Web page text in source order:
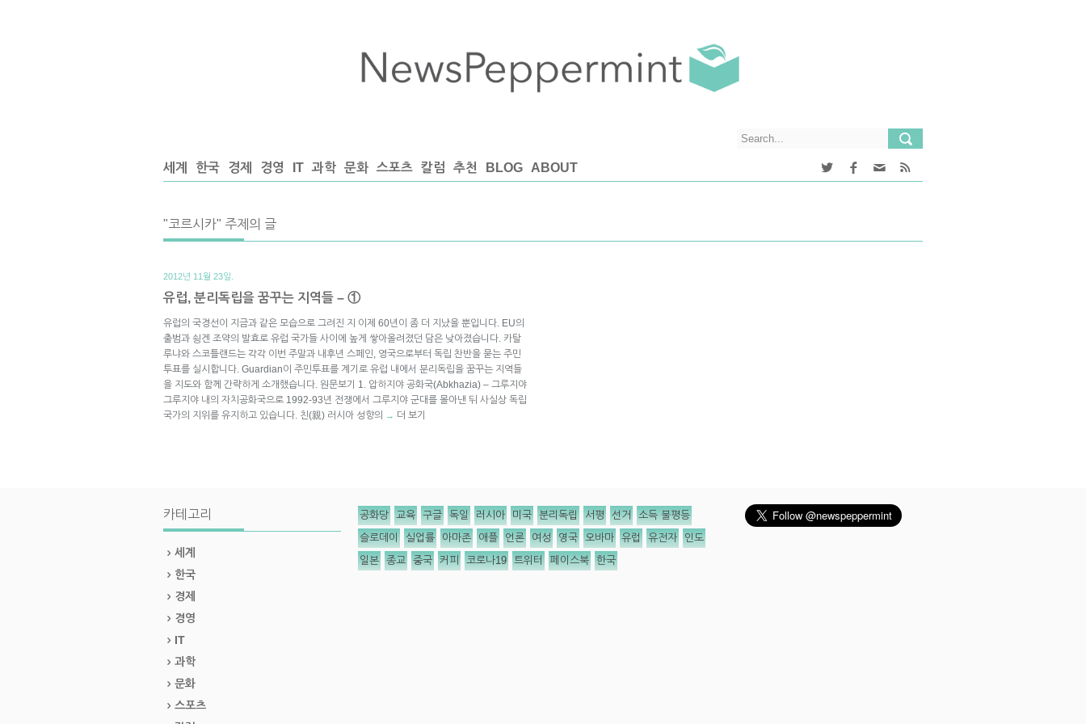
세계 한국 경제 경영 IT 과학 문화 스포츠 칼럼 추천 BLOG ABOUT
"코르시카" 주제의 글
2012년 11월 23일.
유럽, 분리독립을 꿈꾸는 지역들 – ①
유럽의 국경선이 지금과 같은 모습으로 그려진 지 이제 60년이 좀 더 지났을 뿐입니다. EU의
출범과 쇵겐 조약의 발효로 유럽 국가들 사이에 높게 쌓아올려졌던 담은 낮아졌습니다. 카탈
루냐와 스코틀랜드는 각각 이번 주말과 내후년 스페인, 영국으로부터 독립 찬반을 묻는 주민
투표를 실시합니다. Guardian이 주민투표를 계기로 유럽 내에서 분리독립을 꿈꾸는 지역들
을 지도와 함께 간략하게 소개했습니다. 원문보기 1. 압하지야 공화국(Abkhazia) – 그루지야
그루지야 내의 자치공화국으로 1992-93년 전쟁에서 그루지야 군대를 몰아낸 뒤 사실상 독립
국가의 지위를 유지하고 있습니다. 친(親) 러시아 성향의
→ 더 보기
카테고리
세계
한국
경제
경영
IT
과학
문화
스포츠
공화당 교육 구글 독일 러시아 미국 분리독립 서평 선거 소득 불평등
슬로데이 실업률 아마존 애플 언론 여성 영국 오바마 유럽 유전자 인도
일본 종교 중국 커피 코로나19 트위터 페이스북 한국